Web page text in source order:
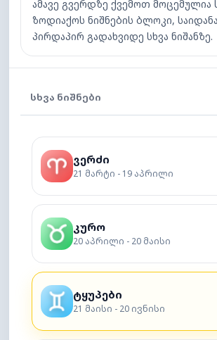
ამავე გვერდზე ქვემოთ მოცემულია
ზოდიაქოს ნიშნების ბლოკი,
პირდაპირ გადახვიდე სხვა ნიშანზე.
ᲡᲮᲕᲐ ᲜᲘᲨᲜᲔᲑᲘ
ვერძი
21 მარტი - 19 აპრილი
კურო
20 აპრილი - 20 მაისი
ტყუპები
21 მაისი - 20 ივნისი